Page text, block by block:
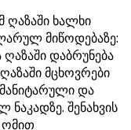
ღაზაში ხალხი
მიწოდებაზე:
ღაზაში დაბრუნება
მცხოვრები
და
შენახვის